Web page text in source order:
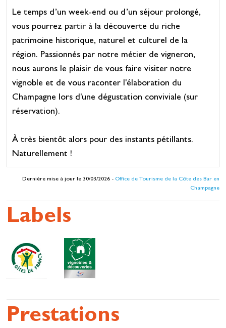
Le temps d’un week-end ou d’un séjour prolongé,
vous pourrez partir à la découverte du riche
patrimoine historique, naturel et culturel de la
région.​​​ Passionnés par notre métier de vigneron,
nous aurons le plaisir de vous faire visiter notre
vignoble et de vous raconter l'élaboration du
Champagne lors d'une dégustation conviviale (sur
réservation).
​À très bientôt alors pour des instants pétillants.
Naturellement !
Dernière mise à jour le 30/03/2026 - Office de Tourisme de la Côte des Bar en
Champagne
Labels
Prestations